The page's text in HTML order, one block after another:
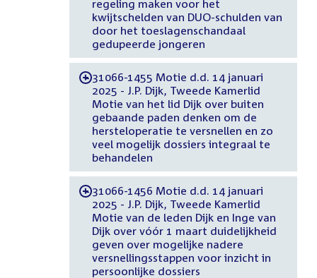
regeling maken voor het
kwijtschelden van DUO-schulden van
door het toeslagenschandaal
gedupeerde jongeren
-31066-1455 Motie d.d. 14 januari
2025 - J.P. Dijk, Tweede Kamerlid
Motie van het lid Dijk over buiten
gebaande paden denken om de
hersteloperatie te versnellen en zo
veel mogelijk dossiers integraal te
behandelen
-31066-1456 Motie d.d. 14 januari
2025 - J.P. Dijk, Tweede Kamerlid
Motie van de leden Dijk en Inge van
Dijk over vóór 1 maart duidelijkheid
geven over mogelijke nadere
versnellingsstappen voor inzicht in
persoonlijke dossiers